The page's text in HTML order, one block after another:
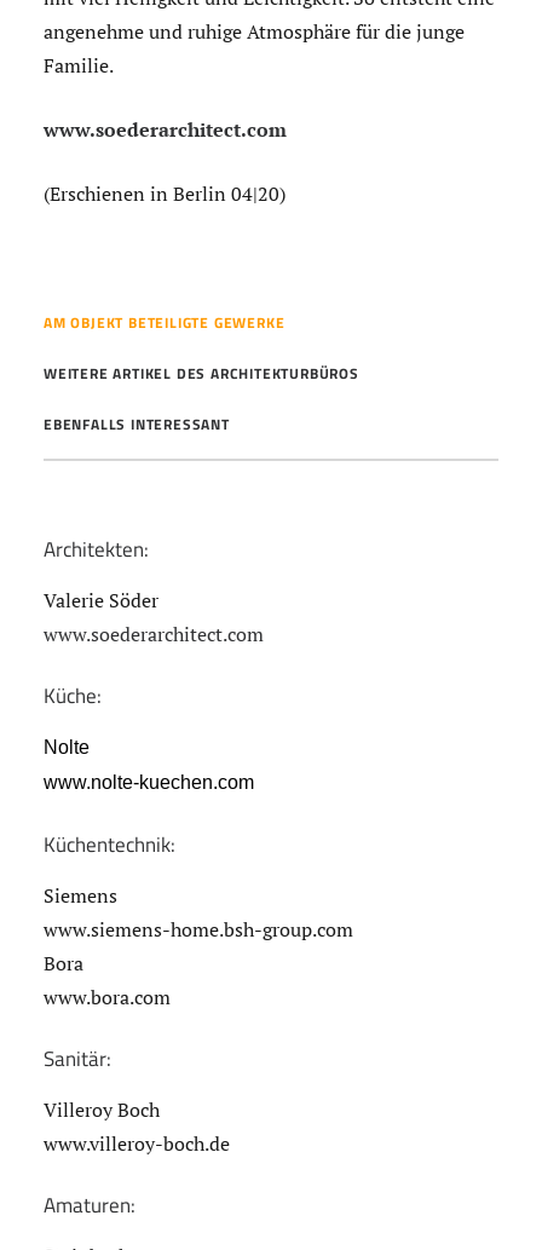
angenehme und ruhige Atmosphäre für die junge
Familie.
www.soederarchitect.com
(Erschienen in Berlin 04|20)
AM OBJEKT BETEILIGTE GEWERKE
WEITERE ARTIKEL DES ARCHITEKTURBÜROS
EBENFALLS INTERESSANT
Architekten:
Valerie Söder
www.soederarchitect.com
Küche:
Nolte
www.nolte-kuechen.com
Küchentechnik:
Siemens
www.siemens-home.bsh-group.com
Bora
www.bora.com
Sanitär:
Villeroy Boch
www.villeroy-boch.de
Amaturen: